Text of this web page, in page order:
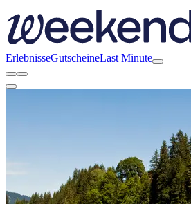
ErlebnisseGutscheineLast Minute